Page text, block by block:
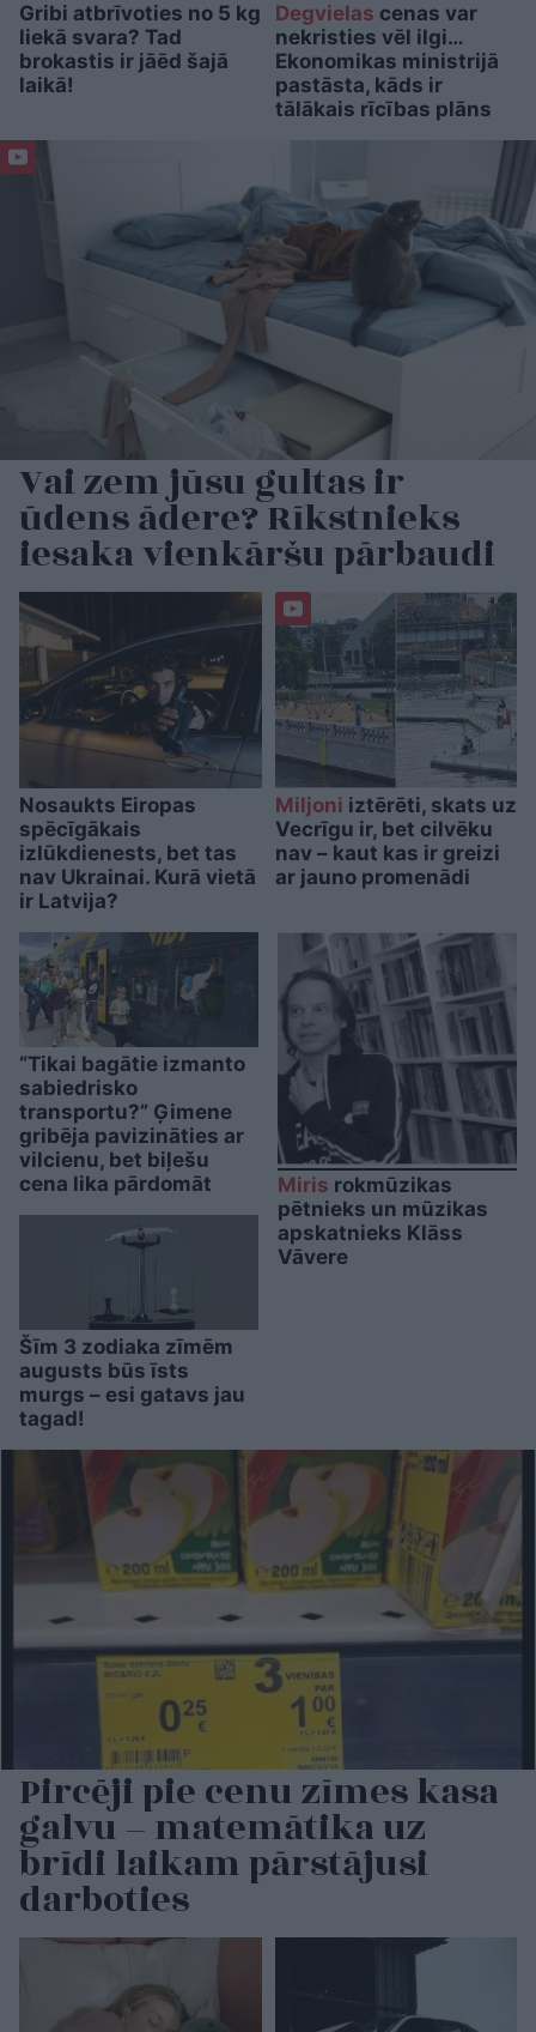
Gribi atbrīvoties no 5 kg
liekā svara? Tad
brokastis ir jāēd šajā
laikā!
Degvielas cenas var
nekristies vēl ilgi…
Ekonomikas ministrijā
pastāsta, kāds ir
tālākais rīcības plāns
Vai zem jūsu gultas ir
ūdens ādere? Rīkstnieks
iesaka vienkāršu pārbaudi
Nosaukts Eiropas
spēcīgākais
izlūkdienests, bet tas
nav Ukrainai. Kurā vietā
ir Latvija?
Miljoni iztērēti, skats uz
Vecrīgu ir, bet cilvēku
nav – kaut kas ir greizi
ar jauno promenādi
“Tikai bagātie izmanto
sabiedrisko
transportu?” Ģimene
gribēja pavizināties ar
vilcienu, bet biļešu
cena lika pārdomāt
Šīm 3 zodiaka zīmēm
augusts būs īsts
murgs – esi gatavs jau
tagad!
Miris rokmūzikas
pētnieks un mūzikas
apskatnieks Klāss
Vāvere
Pircēji pie cenu zīmes kasa
galvu – matemātika uz
brīdi laikam pārstājusi
darboties